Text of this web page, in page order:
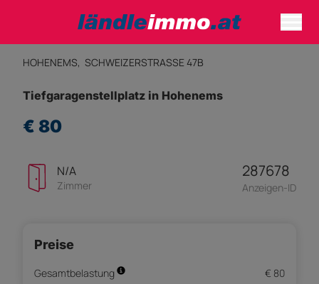
HOHENEMS, SCHWEIZERSTRASSE 47B
Tiefgaragenstellplatz in Hohenems
€ 80
N/A
Zimmer
287678
Anzeigen-ID
Preise
Gesamtbelastung € 80